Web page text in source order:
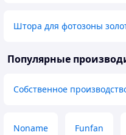
Штора для фотозоны
Популярные
Собственное
Noname Funfan